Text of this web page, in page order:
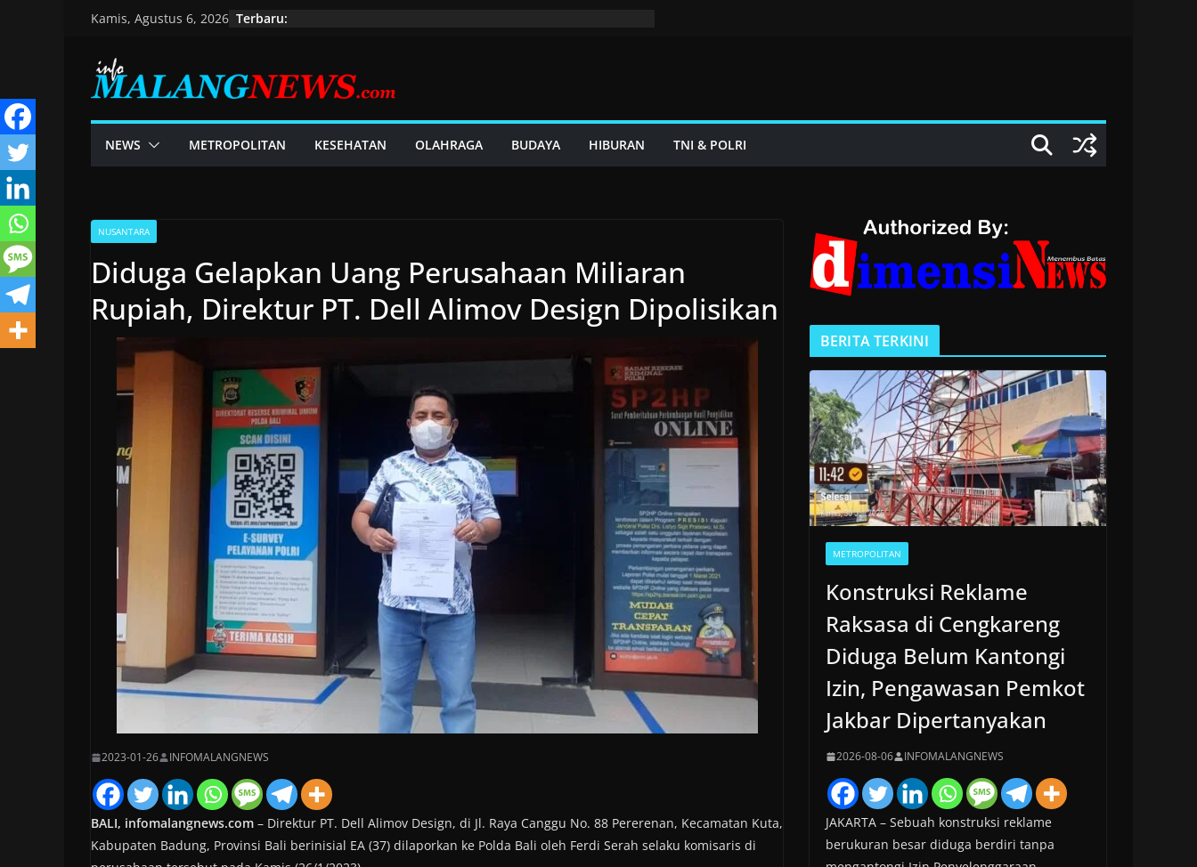
content
Kamis, Agustus 6, 2026 Terbaru:
NEWS METROPOLITAN KESEHATAN OLAHRAGA BUDAYA HIBURAN TNI & POLRI
NUSANTARA
Diduga Gelapkan Uang Perusahaan Miliaran
Rupiah, Direktur PT. Dell Alimov Design Dipolisikan
2023-01-26 INFOMALANGNEWS
BALI, infomalangnews.com – Direktur PT. Dell Alimov Design, di Jl. Raya Canggu No. 88 Pererenan, Kecamatan Kuta,
Kabupaten Badung, Provinsi Bali berinisial EA (37) dilaporkan ke Polda Bali oleh Ferdi Serah selaku komisaris di
BERITA TERKINI
METROPOLITAN
Konstruksi Reklame
Raksasa di Cengkareng
Diduga Belum Kantongi
Izin, Pengawasan Pemkot
Jakbar Dipertanyakan
2026-08-06 INFOMALANGNEWS
JAKARTA – Sebuah konstruksi reklame
berukuran besar diduga berdiri tanpa